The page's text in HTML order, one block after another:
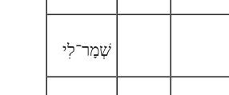
שְׁמָר־לִי